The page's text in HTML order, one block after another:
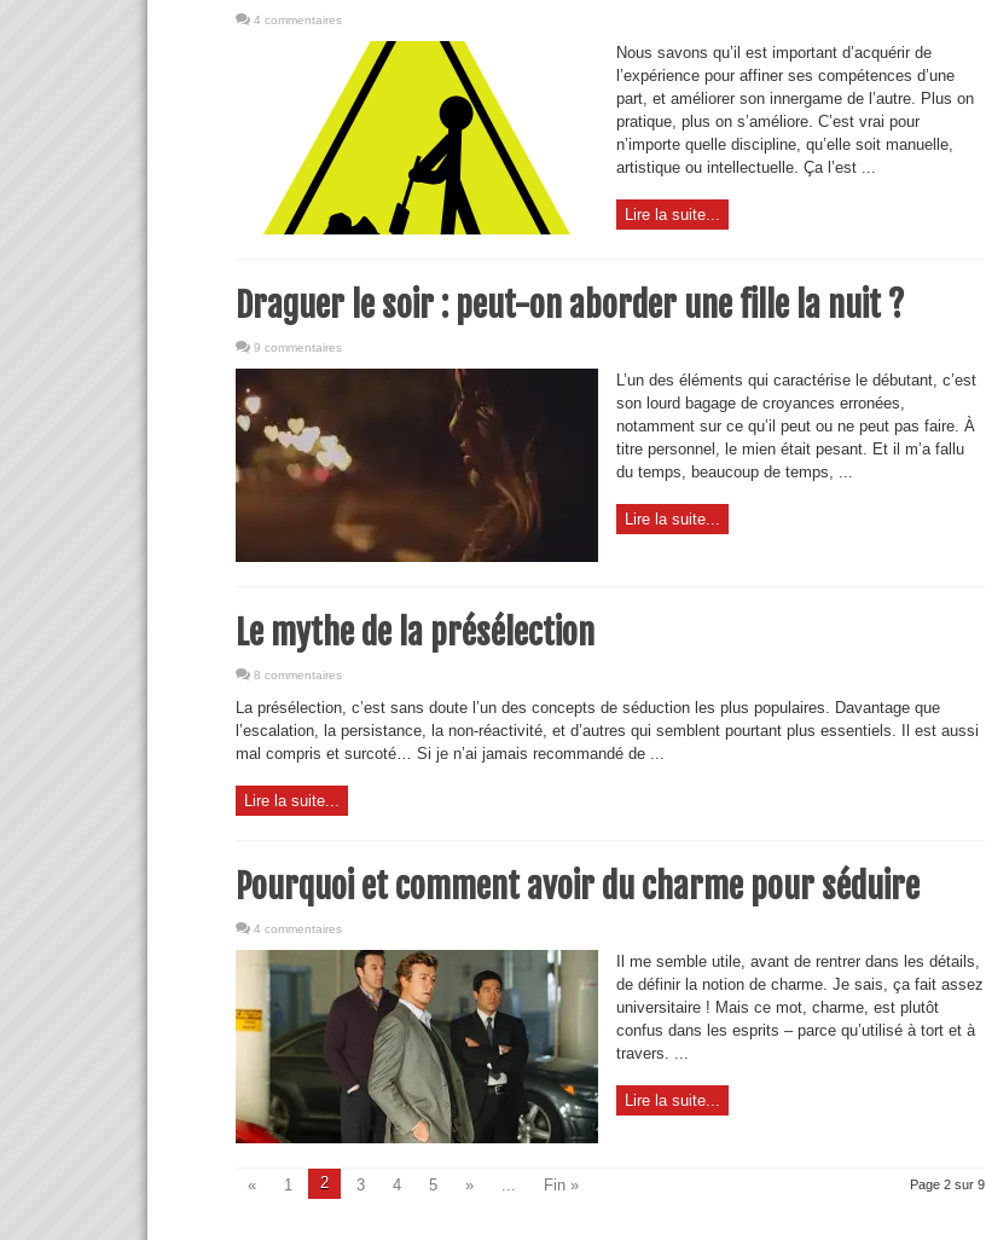
4 commentaires
Nous savons qu’il est important d’acquérir de
l’expérience pour affiner ses compétences d’une
part, et améliorer son innergame de l’autre. Plus on
pratique, plus on s’améliore. C’est vrai pour
n’importe quelle discipline, qu’elle soit manuelle,
artistique ou intellectuelle. Ça l’est ...
Lire la suite...
Draguer le soir : peut-on aborder une fille la nuit ?
9 commentaires
L’un des éléments qui caractérise le débutant, c’est
son lourd bagage de croyances erronées,
notamment sur ce qu’il peut ou ne peut pas faire. À
titre personnel, le mien était pesant. Et il m’a fallu
du temps, beaucoup de temps, ...
Lire la suite...
Le mythe de la présélection
8 commentaires
La présélection, c’est sans doute l’un des concepts de séduction les plus populaires. Davantage que
l’escalation, la persistance, la non-réactivité, et d’autres qui semblent pourtant plus essentiels. Il est aussi
mal compris et surcoté… Si je n’ai jamais recommandé de ...
Lire la suite...
Pourquoi et comment avoir du charme pour séduire
4 commentaires
Il me semble utile, avant de rentrer dans les détails,
de définir la notion de charme. Je sais, ça fait assez
universitaire ! Mais ce mot, charme, est plutôt
confus dans les esprits – parce qu’utilisé à tort et à
travers. ...
Lire la suite...
Page 2 sur 9
« 1 2 3 4 5 » ... Fin »